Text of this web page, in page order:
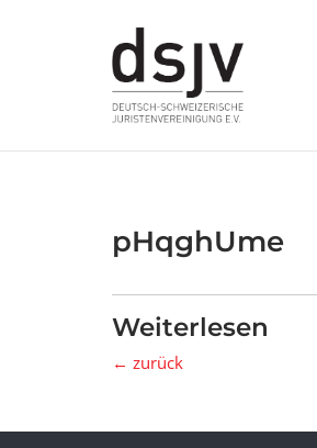
pHqghUme
Weiterlesen
← zurück